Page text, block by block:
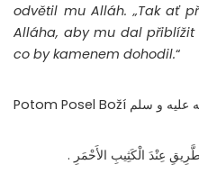
odvětil mu Alláh. „Tak ať
Alláha, aby mu dal
co by kamenem dohodil.“
عِنْدَ الْكَثِيبِ الأَحْمَرِ .